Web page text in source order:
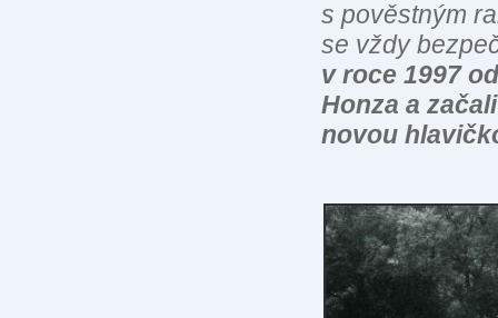
s pověstným
se vždy
v roce 1997
Honza a
novou